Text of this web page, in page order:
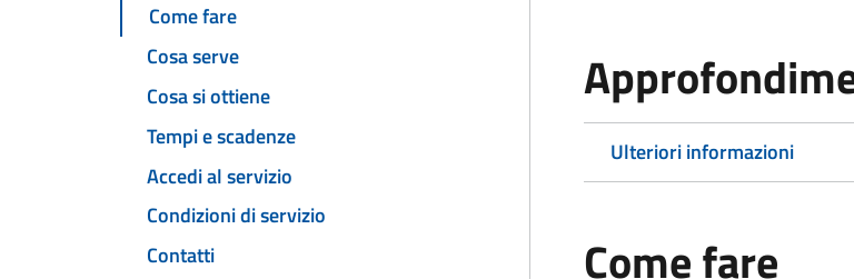
Come fare
Cosa serve
Cosa si ottiene
Tempi e scadenze
Accedi al servizio
Condizioni di servizio
Contatti
Ulteriori informazioni
Come fare